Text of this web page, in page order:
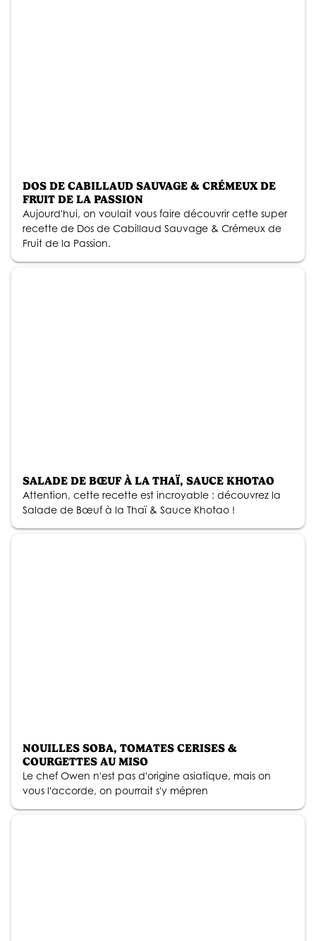
DOS DE CABILLAUD SAUVAGE & CRÉMEUX DE
FRUIT DE LA PASSION
Aujourd'hui, on voulait vous faire découvrir cette super
recette de Dos de Cabillaud Sauvage & Crémeux de
Fruit de la Passion.
SALADE DE BŒUF À LA THAÏ, SAUCE KHOTAO
Attention, cette recette est incroyable : découvrez la
Salade de Bœuf à la Thaï & Sauce Khotao !
NOUILLES SOBA, TOMATES CERISES &
COURGETTES AU MISO
Le chef Owen n'est pas d'origine asiatique, mais on
vous l'accorde, on pourrait s'y mépren